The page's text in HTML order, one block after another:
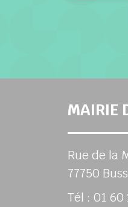
MAIRIE
Rue de la
77750
Tél : 01 60